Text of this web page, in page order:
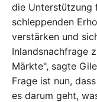
die Unterstützung
schleppenden
verstärken und
Inlandsnachfrage
Märkte", sagte
Frage ist nun,
es darum geht,